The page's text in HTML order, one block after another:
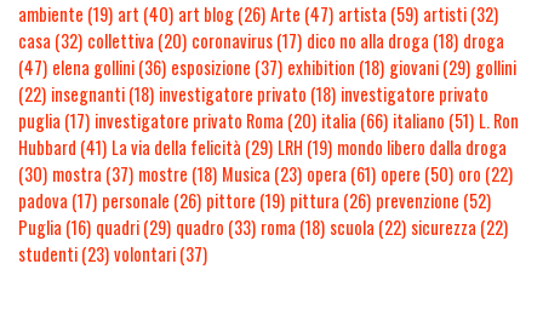
ambiente (19) art (40) art blog(26)Arte (47) artista (59) artisti(32)
casa (32) collettiva (20) coronavirus(17) dico no alla droga (18) droga
(47) elena gollini(36) esposizione (37) exhibition (18) giovani(29) gollini
(22) insegnanti(18) investigatore privato (18) investigatore privato
puglia (17) investigatore privato Roma (20) italia (66) italiano (51) L. Ron
Hubbard (41) La via della felicità (29) LRH (19) mondo libero dalla droga
(30) mostra (37) mostre (18) Musica (23) opera (61) opere (50) oro (22)
padova (17) personale (26) pittore (19) pittura (26) prevenzione (52)
Puglia (16) quadri(29) quadro (33) roma (18) scuola (22) sicurezza (22)
studenti(23)volontari(37)